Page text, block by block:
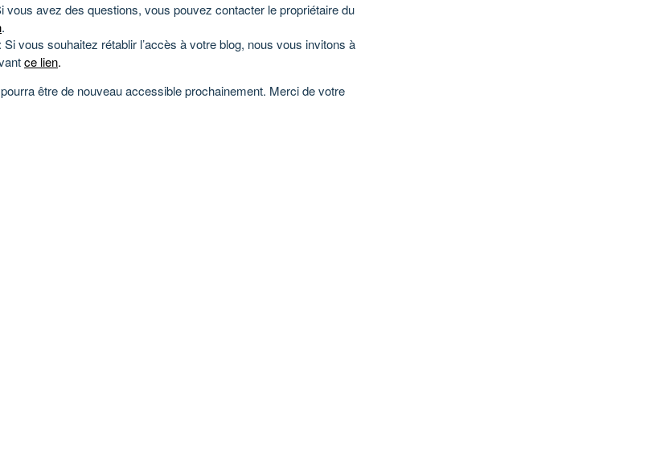
vous avez des questions, vous pouvez contacter le propriétaire du
.
: Si vous souhaitez rétablir l’accès à votre blog, nous vous invitons à
ce lien.
être de nouveau accessible prochainement. Merci de votre